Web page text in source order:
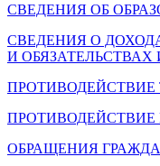
СВЕДЕНИЯ ОБ
СВЕДЕНИЯ О
И
ПРОТИВОДЕЙСТВИЕ
ПРОТИВОДЕЙСТВИЕ
ОБРАЩЕНИЯ